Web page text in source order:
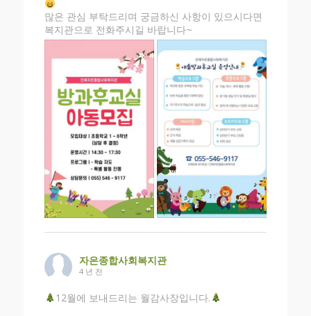
많은 관심 부탁드리며 궁금하신 사항이 있으시다면
복지관으로 전화주시길 바랍니다~
자은종합사회복지관
4 년 전
12월에 보내드리는 월감사장입니다.